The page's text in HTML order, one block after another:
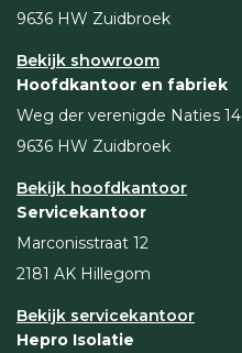
9636 HW Zuidbroek
Bekijk showroom
Hoofdkantoor en fabriek
Weg der verenigde Naties 14
9636 HW Zuidbroek
Bekijk hoofdkantoor
Servicekantoor
Marconisstraat 12
2181 AK Hillegom
Bekijk servicekantoor
Hepro Isolatie